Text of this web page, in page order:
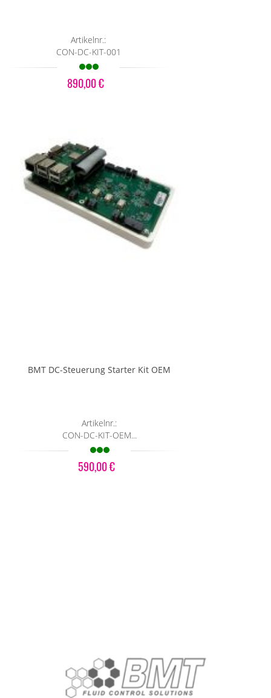
Artikelnr.:
CON-DC-KIT-001
890,00 €
BMT DC-Steuerung Starter Kit OEM
Artikelnr.:
CON-DC-KIT-OEM...
590,00 €